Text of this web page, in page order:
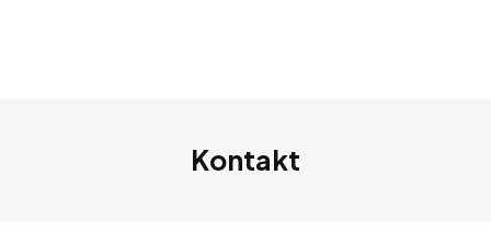
Kontakt